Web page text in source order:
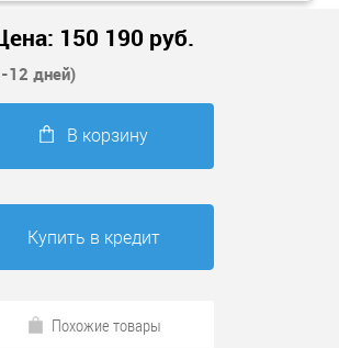
150 190 руб.
12 дней)
В корзину
Купить в кредит
Похожие товары